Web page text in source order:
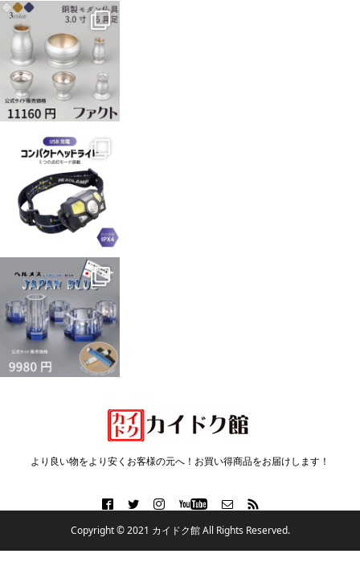
より良い物をより安くお客様の元へ！お買い得商品をお届けします！
Copyright © 2021 カイドク館 All Rights Reserved.